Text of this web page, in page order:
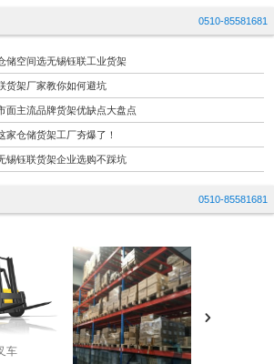
0510-85581681
储空间选无锡钰联工业货架
货架厂家教你如何避坑
面主流品牌货架优缺点大盘点
仓储货架工厂夯爆了！
锡钰联货架企业选购不踩坑
0510-85581681
车